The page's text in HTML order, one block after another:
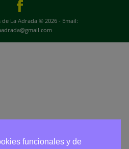
La Adrada © 2026 - Email:
funcionales y de